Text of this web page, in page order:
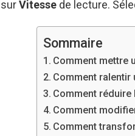
surVitesse de lecture.
Sommaire
Comment mettre
Comment ralentir
Comment réduire
Comment
Comment